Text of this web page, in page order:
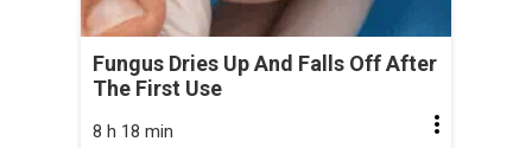
Fungus Dries Up And Falls Off After
The First Use
8 h 18 min